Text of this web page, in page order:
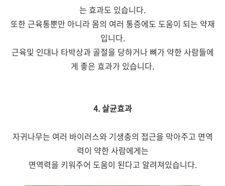
는 효과도 있습니다.
또한 근육통뿐만 아니라 몸의 여러 통증에도 도움이 되는 약재
입니다.
근육및 인대나 타박상과 골절을 당하거나 뼈가 약한 사람들에
게 좋은 효과가 있습니다.
4. 살균효과
자귀나무는 여러 바이러스와 기생충의 접근을 막아주고 면역
력이 약한 사람에게는
면역력을 키워주어 도움이 된다고 알려져있습니다.